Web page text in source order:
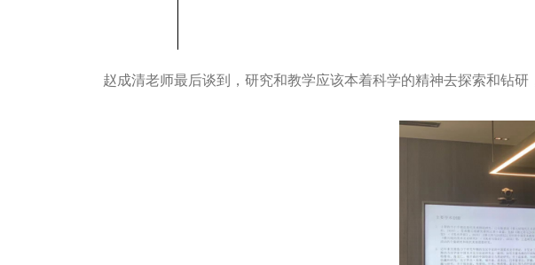
赵成清老师最后谈到，研究和教学应该本着科学的精神去探索和钻